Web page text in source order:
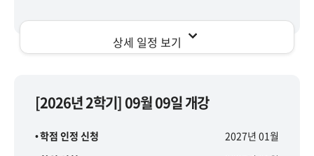
상세 일정 보기
[2026년 2학기] 09월 09일 개강
학점 인정 신청
2027년 01월